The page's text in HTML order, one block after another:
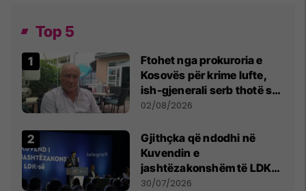
Top 5
Ftohet nga prokuroria e
Kosovës për krime lufte,
ish-gjenerali serb thotë se
dikush e tradhtoi në
02/08/2026
Gjithçka që ndodhi në
Kuvendin e
jashtëzakonshëm të LDK-
së
30/07/2026